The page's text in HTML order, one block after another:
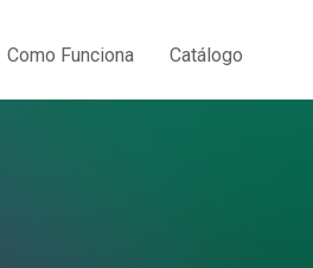
Como Funciona Catálogo